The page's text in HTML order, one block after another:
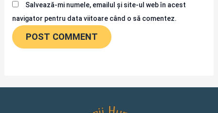
Salvează-mi numele, emailul și site-ul web în acest
navigator pentru data viitoare când o să comentez.